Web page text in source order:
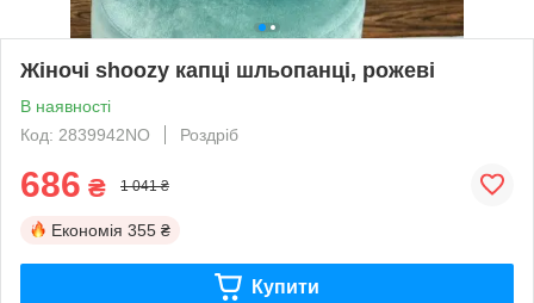
Жіночі shoozy капці шльопанці, рожеві
В наявності
Код: 2839942NO
Роздріб
686 ₴ 1 041 ₴
Економія 355 ₴
Купити